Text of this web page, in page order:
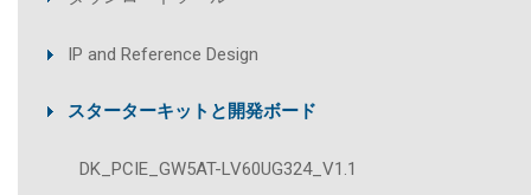
IP and Reference Design
スターターキットと開発ボード
DK_PCIE_GW5AT-LV60UG324_V1.1